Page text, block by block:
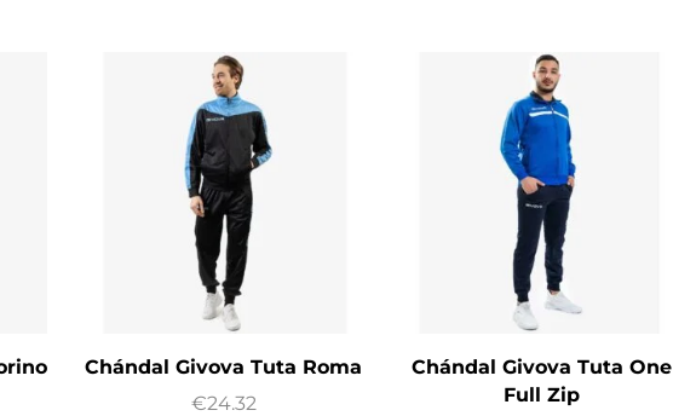
Chándal Givova Tuta Roma
€24.32
Chándal Givova Tuta One
Full Zip